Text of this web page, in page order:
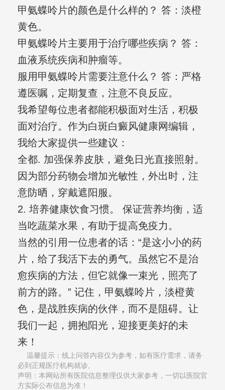
甲氨蝶呤片的颜色是什么样的？ 答：淡橙
黄色。
甲氨蝶呤片主要用于治疗哪些疾病？ 答：
血液系统疾病和肿瘤等。
服用甲氨蝶呤片需要注意什么？ 答：严格
遵医嘱，定期复查，注意不良反应。
我希望每位患者都能积极面对生活，积极
面对治疗。作为白斑白癜风健康网编辑，
我给大家提供一些建议：
全都. 加强保养皮肤，避免日光直接照射。
因为部分药物会增加光敏性，外出时，注
意防晒，穿戴遮阳服。
2. 培养健康饮食习惯。 保证营养均衡，适
当吃蔬菜水果，有助于提高免疫力。
当然的引用一位患者的话：“是这小小的药
片，给了我活下去的勇气。虽然它不是治
愈疾病的方法，但它就像一束光，照亮了
前方的路。” 记住，甲氨蝶呤片，淡橙黄
色，是战胜疾病的伙伴，而不是阻碍。让
我们一起，拥抱阳光，迎接更美好的未
来！
温馨提示：线上问答内容仅为参考，如有医疗需求，请务
必到正规医疗机构就诊,
声明：本网站所有医院信息整理仅供大家参考，一切以医院官
方实际公布信息为准！